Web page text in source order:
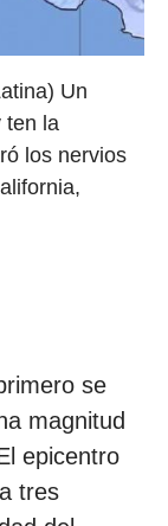
Un
ten la
los nervios
se
magnitud
epicentro
tres